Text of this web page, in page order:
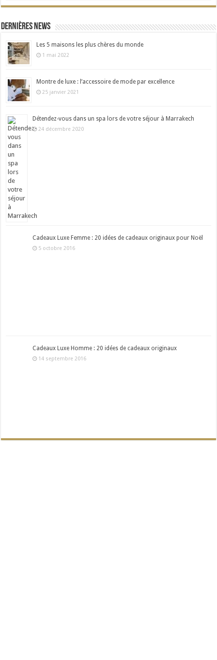
Dernières news
Les 5 maisons les plus chères du monde
1 mai 2022
Montre de luxe : l’accessoire de mode par excellence
25 janvier 2021
Détendez-vous dans un spa lors de votre séjour à Marrakech
24 décembre 2020
Cadeaux Luxe Femme : 20 idées de cadeaux originaux pour Noël
5 octobre 2016
Cadeaux Luxe Homme : 20 idées de cadeaux originaux
14 septembre 2016